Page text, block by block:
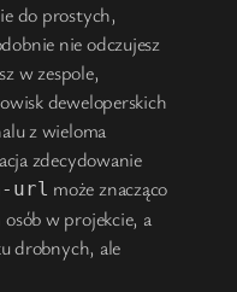
do prostych,
nie odczujesz
w zespole,
deweloperskich
z wieloma
zdecydowanie
url może znacząco
w projekcie, a
drobnych, ale